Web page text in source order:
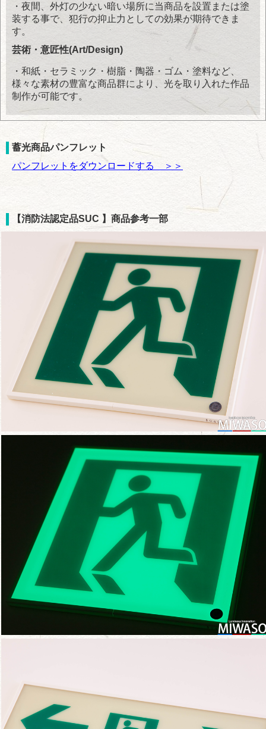
・夜間、外灯の少ない暗い場所に当商品を設置または塗
装する事で、犯行の抑止力としての効果が期待できま
す。
芸術・意匠性(Art/Design)
・和紙・セラミック・樹脂・陶器・ゴム・塗料など、
様々な素材の豊富な商品群により、光を取り入れた作品
制作が可能です。
蓄光商品パンフレット
パンフレットをダウンロードする ＞＞
【消防法認定品SUC 】商品参考一部